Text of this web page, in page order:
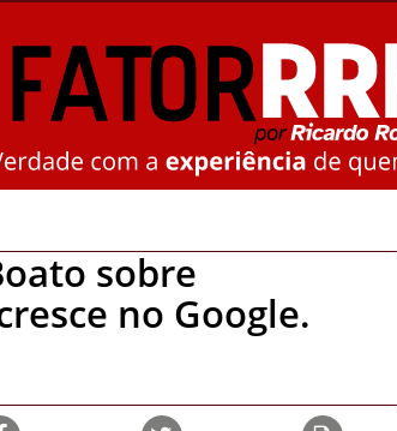
sobre
no Google.